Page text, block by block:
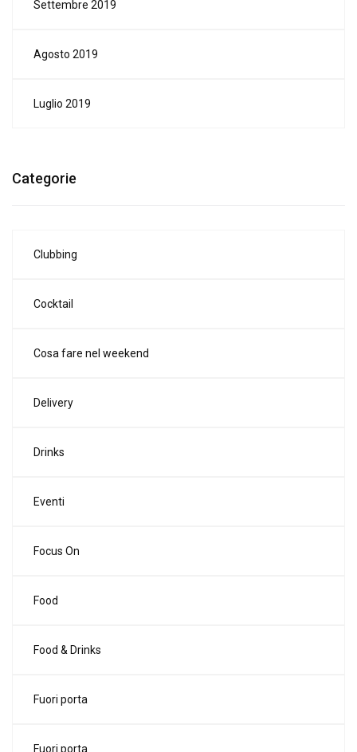
Settembre 2019
Agosto 2019
Luglio 2019
Categorie
Clubbing
Cocktail
Cosa fare nel weekend
Delivery
Drinks
Eventi
Focus On
Food
Food & Drinks
Fuori porta
Fuori porta